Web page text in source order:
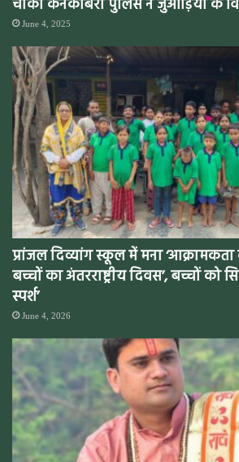
चौकी कनकबिरा पुलिस ने जुआड़ियों के
June 4, 2025
प्रांजल दिव्यांग स्कूल में मना
बच्चों का अंतरराष्ट्रीय दिवस’, बच्चों को
स्पर्श’
June 4, 2026